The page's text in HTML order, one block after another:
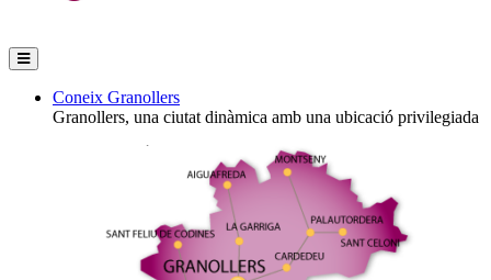
Coneix Granollers
Granollers, una ciutat dinàmica amb una ubicació privilegiada